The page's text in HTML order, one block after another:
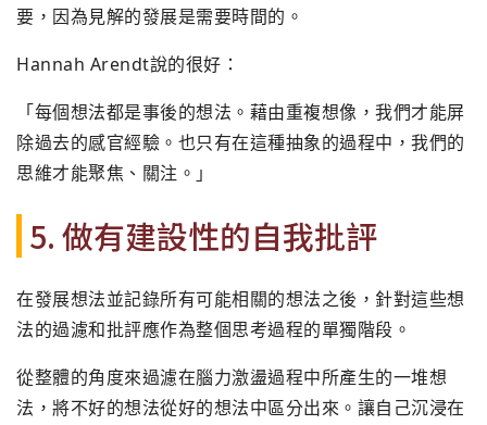
要，因為見解的發展是需要時間的。
Hannah Arendt說的很好：
「每個想法都是事後的想法。藉由重複想像，我們才能屏
除過去的感官經驗。也只有在這種抽象的過程中，我們的
思維才能聚焦、關注。」
5. 做有建設性的自我批評
在發展想法並記錄所有可能相關的想法之後，針對這些想
法的過濾和批評應作為整個思考過程的單獨階段。
從整體的角度來過濾在腦力激盪過程中所產生的一堆想
法，將不好的想法從好的想法中區分出來。讓自己沉浸在